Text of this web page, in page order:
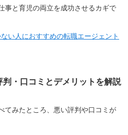
事と育児の両立を成功させるカギで
い人におすすめの転職エージェント
判・口コミとデメリットを解説
てみたところ、悪い評判や口コミが